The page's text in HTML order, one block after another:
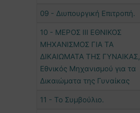
09 - Διυπουργική Επιτροπή.
10 - ΜΕΡΟΣ IΙΙ ΕΘΝΙΚΟΣ
ΜΗΧΑΝΙΣΜΟΣ ΓΙΑ ΤΑ
ΔΙΚΑΙΩΜΑΤΑ ΤΗΣ ΓΥΝΑΙΚΑΣ,
Εθνικός Μηχανισμού για τα
Δικαιώματα της Γυναίκας
11 - Το Συμβούλιο.